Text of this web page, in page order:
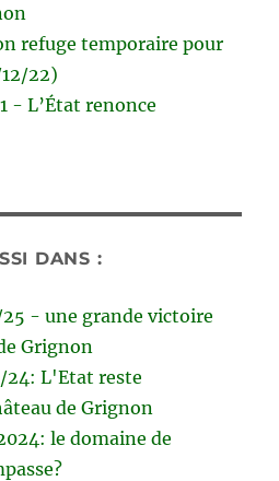
refuge temporaire pour
22)
- L’État renonce
DANS :
- une grande victoire
Grignon
24: L'Etat reste
de Grignon
le domaine de